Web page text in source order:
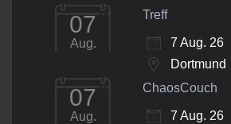
07
Aug.
Treff
7 Aug. 26
Dortmund
07
Aug.
ChaosCouch
7 Aug. 26